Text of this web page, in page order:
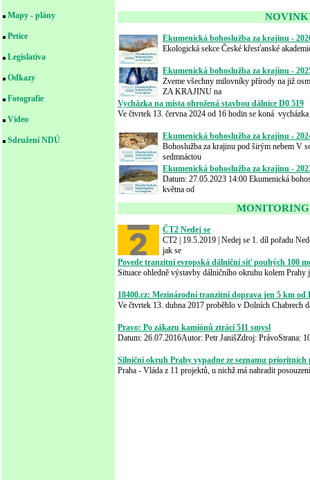
Mapy - plány
Petice
Legislativa
Odkazy
Fotografie
Video
Sdružení NDÚ
Ekumenická bohoslužba za krajinu -
Ekologická sekce České křesťanské
Ekumenická bohoslužba za krajinu -
Zveme všechny milovníky přírody na již
ZA KRAJINU na
Vycházka na místa ohrožená stavbou dálnice D0 519
Ve čtvrtek 13. června 2024 od 16 hodin se koná
Ekumenická bohoslužba za krajinu -
Bohoslužba za krajinu pod širým nebem V
sedmnáctou
Ekumenická bohoslužba za krajinu -
Datum: 27.05.2023 14:00 Ekumenická
května od
ČT2 Nedej se
CT2 | 19.5.2019 | Nedej se 1. díl pořadu
jak se
Povede tranzitní evropská dálniční síť pouhých 100
Situace ohledně výstavby dálničního okruhu kolem Prahy
18400.cz: Mezinárodní tranzitní doprava jen 5 km od
Ve čtvrtek 13. dubna 2017 proběhlo v Dolních Chabrech
Pravo: Po zákazu kamiónů ztrácí 511 smysl
Datum: 26.07.2016Autor: Petr JanišZdroj: PrávoStrana:
Silniční okruh Prahy vypadne ze seznamu
Praha - Vláda z 11 projektů, u nichž má nahradit